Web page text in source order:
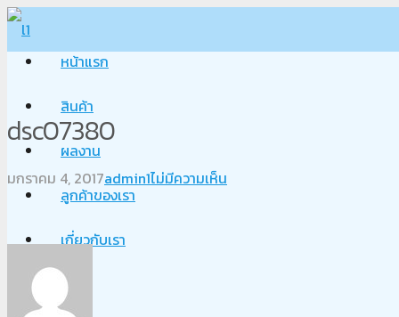
หน้าแรก
สินค้า
ผลงาน
ลูกค้าของเรา
เกี่ยวกับเรา
Blog
dsc07380
มกราคม 4, 2017admin1ไม่มีความเห็น